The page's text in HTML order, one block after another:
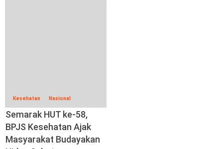
Kesehatan Nasional
Semarak HUT ke-58,
BPJS Kesehatan Ajak
Masyarakat Budayakan